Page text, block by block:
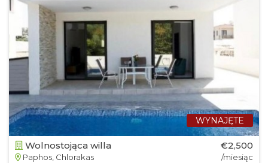
WYNAJĘTE
Wolnostojąca willa
Paphos, Chlorakas
€2,500
/miesiąc